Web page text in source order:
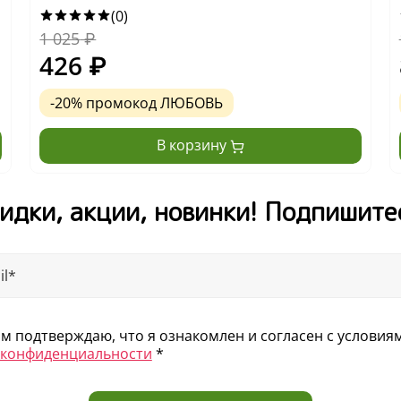
От автора
Дважды лауреат
Возраст 12+
(0)
1 025₽
426 ₽
-20% промокод ЛЮБОВЬ
В корзину
акции, новинки!
подтверждаю, что я ознакомлен и согласен с
*